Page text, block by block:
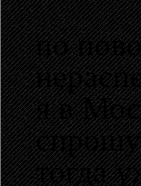
по
я в
тогда